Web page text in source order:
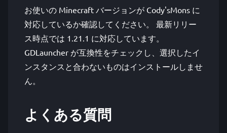
お使いの Minecraft バージョンが Cody'sMons に
対応しているか確認してください。 最新リリー
ス時点では 1.21.1 に対応しています。
GDLauncher が互換性をチェックし、選択したイ
ンスタンスと合わないものはインストールしませ
ん。
よくある質問